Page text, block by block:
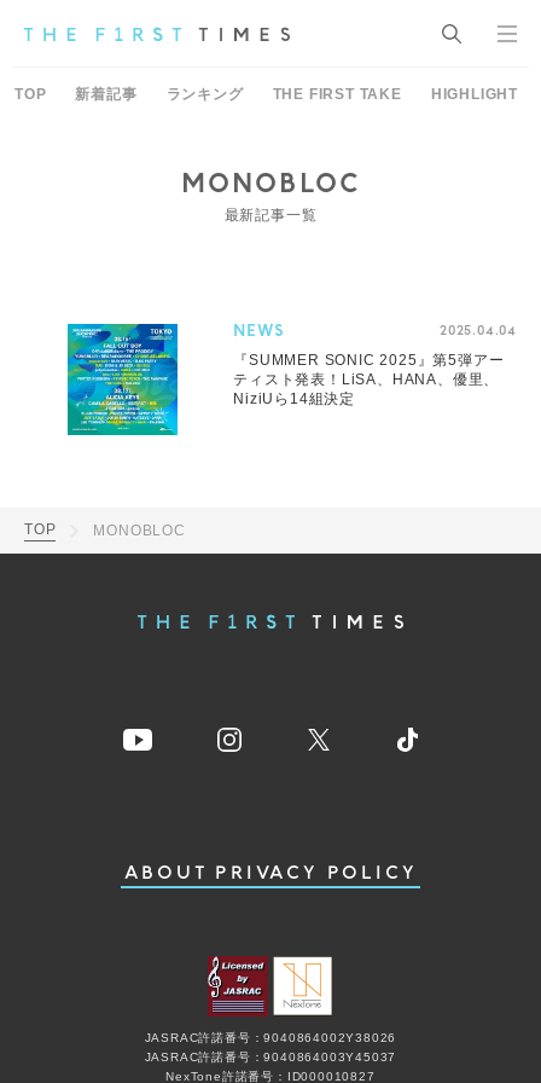
TOP 新着記事 ランキング THE FIRST TAKE HIGHLIGHT
MONOBLOC
最新記事一覧
NEWS 2025.04.04
『SUMMER SONIC 2025』第5弾アー
ティスト発表！LiSA、HANA、優里、
NiziUら14組決定
TOP MONOBLOC
ABOUT PRIVACY POLICY
JASRAC許諾番号：9040864002Y38026
JASRAC許諾番号：9040864003Y45037
NexTone許諾番号：ID000010827